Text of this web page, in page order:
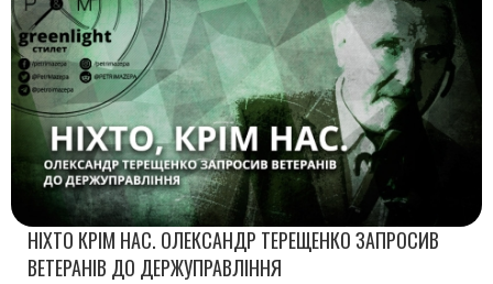
НІХТО КРІМ НАС. ОЛЕКСАНДР ТЕРЕЩЕНКО ЗАПРОСИВ
ВЕТЕРАНІВ ДО ДЕРЖУПРАВЛІННЯ